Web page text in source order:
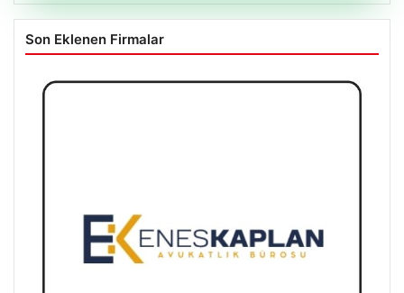
Son Eklenen Firmalar